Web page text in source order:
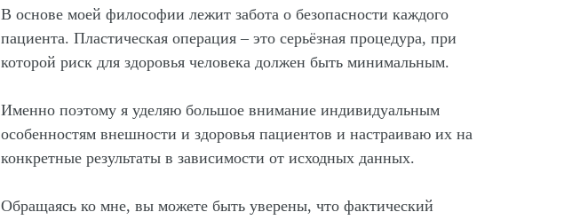
В основе моей философии лежит забота о безопасности каждого
пациента. Пластическая операция – это серьёзная процедура, при
которой риск для здоровья человека должен быть минимальным.
Именно поэтому я уделяю большое внимание индивидуальным
особенностям внешности и здоровья пациентов и настраиваю их на
конкретные результаты в зависимости от исходных данных.
Обращаясь ко мне, вы можете быть уверены, что фактический